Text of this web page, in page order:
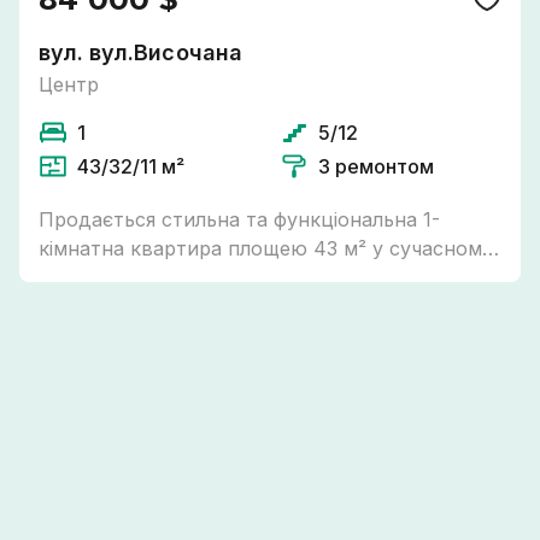
вул. вул.Височана
Центр
1
5/12
43/32/11 м²
З ремонтом
Продається стильна та функціональна 1-
кімнатна квартира площею 43 м² у сучасному
житловому комплексі . Квартира виконана у